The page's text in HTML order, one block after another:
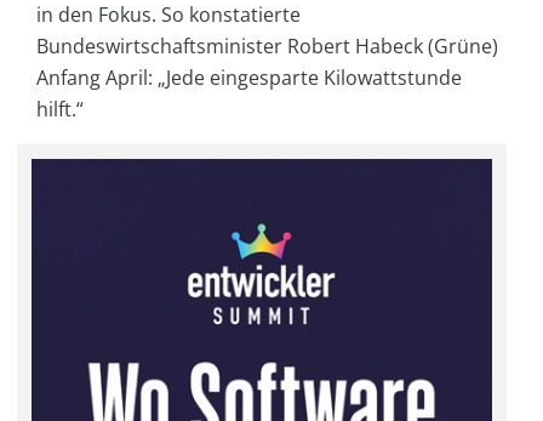
in den Fokus. So konstatierte
Bundeswirtschaftsminister Robert Habeck (Grüne)
Anfang April: „Jede eingesparte Kilowattstunde
hilft.“